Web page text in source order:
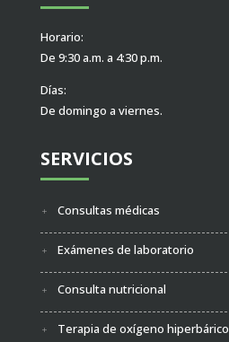
Horario:
De 9:30 a.m. a 4:30 p.m.
Días:
De domingo a viernes.
SERVICIOS
Consultas médicas
Exámenes de laboratorio
Consulta nutricional
Terapia de oxígeno hiperbárico